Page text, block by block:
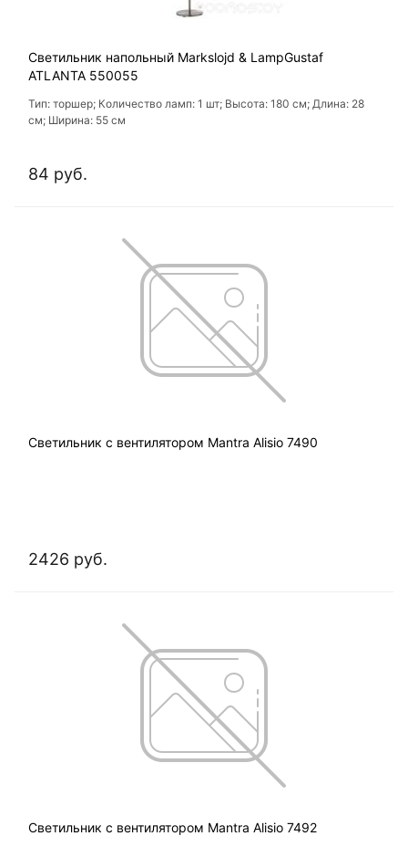
Светильник напольный Markslojd & LampGustaf
ATLANTA 550055
Тип: торшер; Количество ламп: 1 шт; Высота: 180 см; Длина: 28
см; Ширина: 55 см
84 руб.
Светильник с вентилятором Mantra Alisio 7490
2426 руб.
Светильник с вентилятором Mantra Alisio 7492